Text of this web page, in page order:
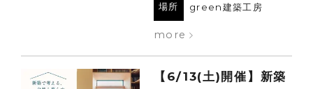
場所 green建築工房
more
【6/13(土)開催】新築